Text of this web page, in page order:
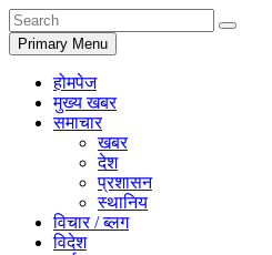
Primary Menu
होमपेज
मुख्य खबर
समाचार
खबर
देश
प्रशासन
स्थानिय
विचार / ब्लग
विदेश